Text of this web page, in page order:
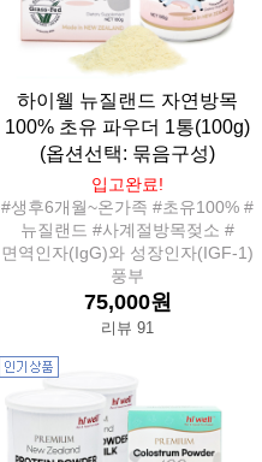
하이웰 뉴질랜드 자연방목
100% 초유 파우더 1통(100g)
(옵션선택: 묶음구성)
입고완료!
#생후6개월~온가족 #초유100% #
뉴질랜드 #사계절방목젖소 #
면역인자(IgG)와 성장인자(IGF-1)
풍부
75,000원
리뷰 91